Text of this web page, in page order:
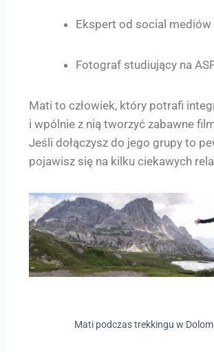
Ekspert od social mediów
Fotograf studiujący na
Mati to człowiek, który potrafi
i wpólnie z nią tworzyć zabawne
Jeśli dołączysz do jego grupy to
pojawisz się na kilku ciekawych
Mati podczas trekkingu w